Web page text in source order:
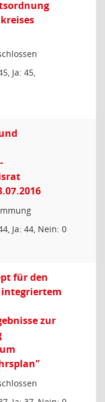
Ja: 45,
Ja: 44, Nein: 0
für den
zur